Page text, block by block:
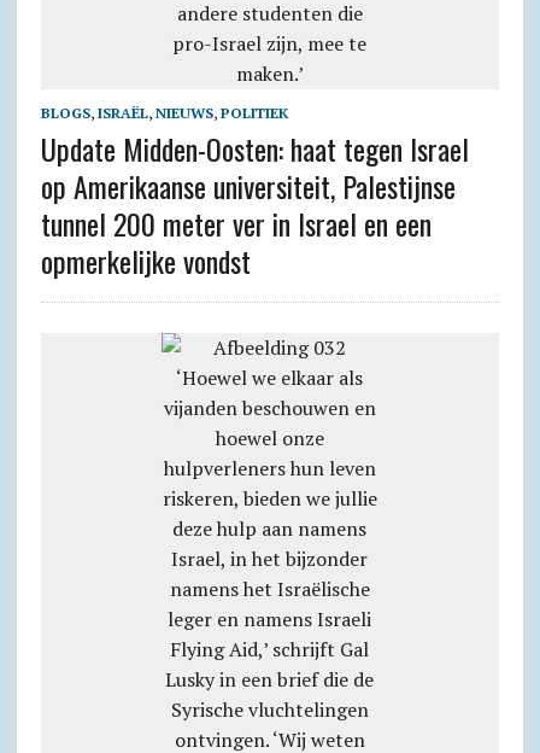
BLOGS, ISRAËL, NIEUWS, POLITIEK
Update Midden-Oosten: haat tegen Israel
op Amerikaanse universiteit, Palestijnse
tunnel 200 meter ver in Israel en een
opmerkelijke vondst